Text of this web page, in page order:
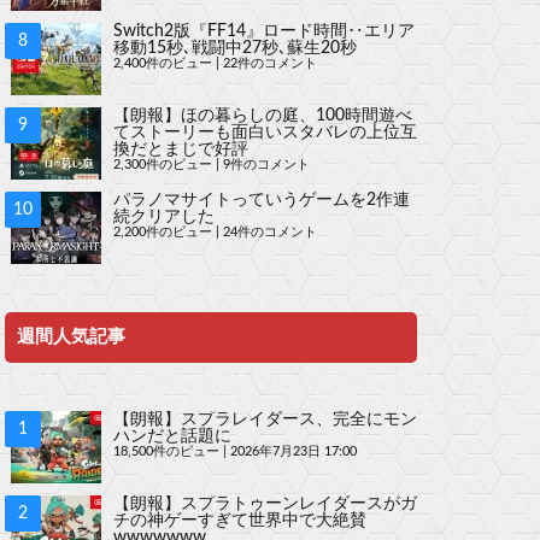
Switch2版『FF14』ロード時間‥エリア
移動15秒､戦闘中27秒､蘇生20秒
2,400件のビュー|22件のコメント
【朗報】ほの暮らしの庭、100時間遊べ
てストーリーも面白いスタバレの上位互
換だとまじで好評
2,300件のビュー 9件のコメント
パラノマサイトっていうゲームを2作連
続クリアした
2,200件のビュー 24件のコメント
週間人気記事
【朗報】スプラレイダース、完全にモン
ハンだと話題に
18,500件のビュー |2026年7月23日 17:00
【朗報】スプラトゥーンレイダースがガ
チの神ゲーすぎて世界中で大絶賛